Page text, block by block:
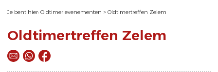
Je bent hier: Oldtimer evenementen > Oldtimertreffen Zelem
Oldtimertreffen Zelem